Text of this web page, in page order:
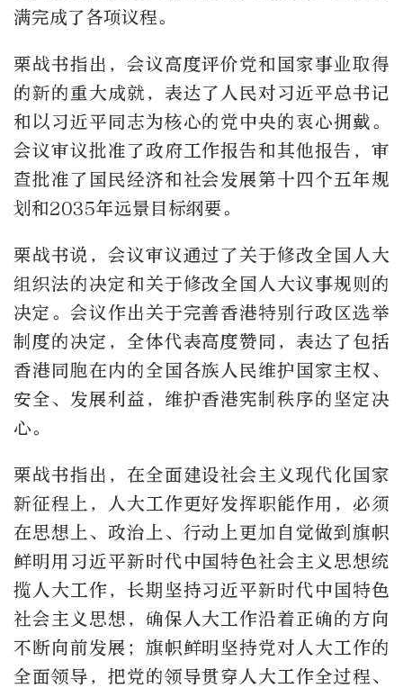
满完成了各项议程。
栗战书指出，会议高度评价党和国家事业取得
的新的重大成就，表达了人民对习近平总书记
和以习近平同志为核心的党中央的衷心拥戴。
会议审议批准了政府工作报告和其他报告，审
查批准了国民经济和社会发展第十四个五年规
划和2035年远景目标纲要。
栗战书说，会议审议通过了关于修改全国人大
组织法的决定和关于修改全国人大议事规则的
决定。会议作出关于完善香港特别行政区选举
制度的决定，全体代表高度赞同，表达了包括
香港同胞在内的全国各族人民维护国家主权、
安全、发展利益，维护香港宪制秩序的坚定决
心。
栗战书指出，在全面建设社会主义现代化国家
新征程上，人大工作更好发挥职能作用，必须
在思想上、政治上、行动上更加自觉做到旗帜
鲜明用习近平新时代中国特色社会主义思想统
揽人大工作，长期坚持习近平新时代中国特色
社会主义思想，确保人大工作沿着正确的方向
不断向前发展；旗帜鲜明坚持党对人大工作的
全面领导，把党的领导贯穿人大工作全过程、